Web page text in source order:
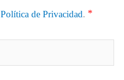
Política de Privacidad. *